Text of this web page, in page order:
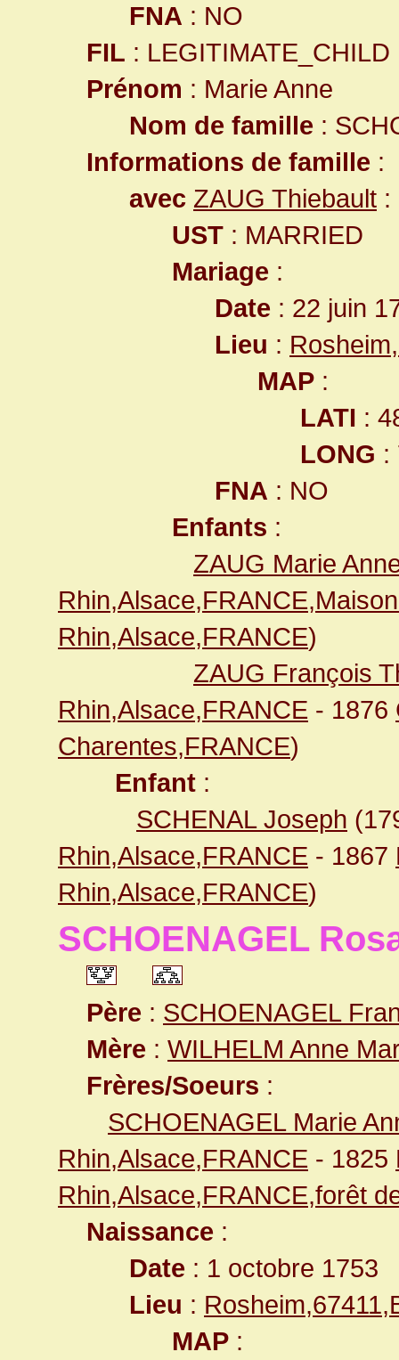
FNA : NO
FIL : LEGITIMATE_CHILD
Prénom : Marie Anne
Nom de famille :
Informations de famille :
avec ZAUG Thiebault :
UST : MARRIED
Mariage :
Date : 22 juin
Lieu :
MAP :
LATI :
LONG :
FNA : NO
Enfants :
ZAUG Marie
Rhin,Alsace,FRANCE)
ZAUG François
Rhin,Alsace,FRANCE - 1876
Charentes,FRANCE)
Enfant :
SCHENAL Joseph
Rhin,Alsace,FRANCE - 1867
Rhin,Alsace,FRANCE)
SCHOENAGEL
Père : SCHOENAGEL
Mère : WILHELM Anne
Frères/Soeurs :
SCHOENAGEL Marie
Rhin,Alsace,FRANCE - 1825
Rhin,Alsace,FRANCE,forêt
Naissance :
Date : 1 octobre 1753
Lieu :
MAP :